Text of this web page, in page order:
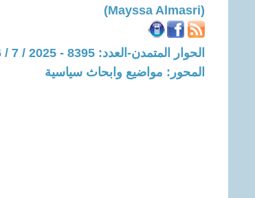
(Mayssa Almasri)
الحوار المتمدن-العدد: 8395 - 2025 / 7 / 6 - 08:28
المحور: مواضيع وابحاث سياسية